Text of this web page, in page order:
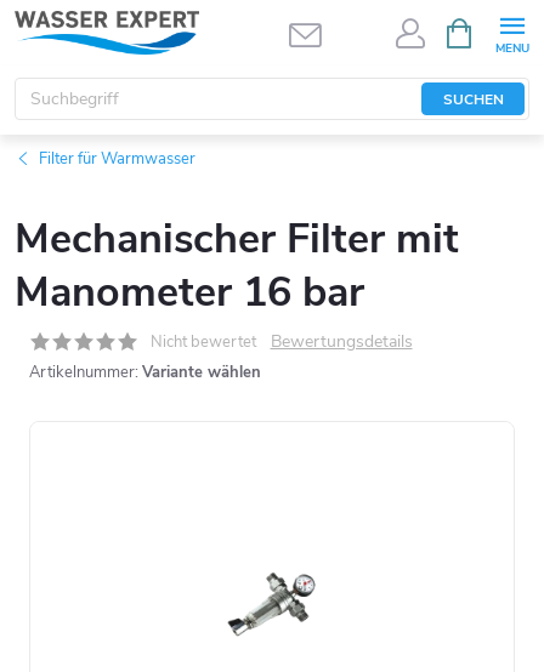
Zum
Inhalt
springen
SUCHEN
Filter für Warmwasser
Mechanischer Filter mit
Manometer 16 bar
Nicht bewertet Bewertungsdetails
Artikelnummer: Variante wählen